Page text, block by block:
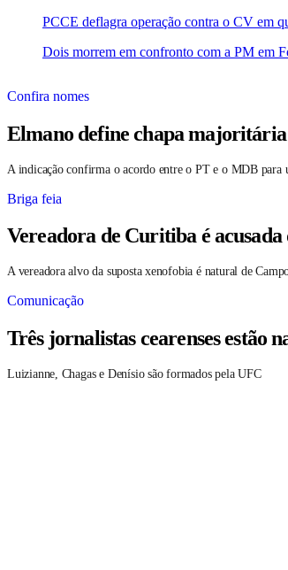
PCCE deflagra operação contra o CV em
Dois morrem em confronto com a PM em
Confira nomes
Elmano define chapa
A indicação confirma o acordo entre o PT e o MDB para
Briga feia
Vereadora de Curitiba é
A vereadora alvo da suposta xenofobia é natural de
Comunicação
Três jornalistas cearenses estão
Luizianne, Chagas e Denísio são formados pela UFC